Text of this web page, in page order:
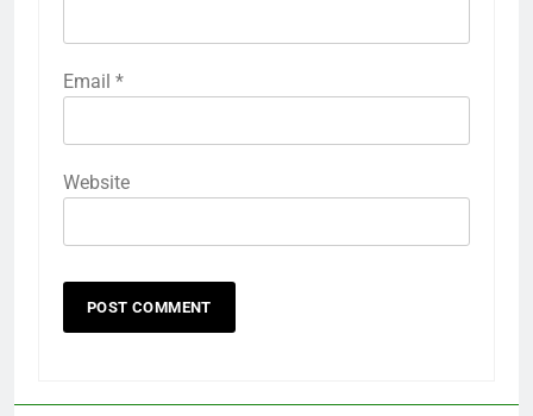
Email *
Website